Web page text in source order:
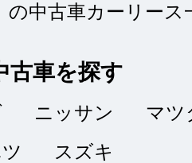
良でした。
タイトルなし
の中古車カーリース
古車を探す
ニッサン
マツ
スズキ